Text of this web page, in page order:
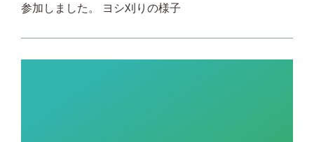
参加しました。 ヨシ刈りの様子